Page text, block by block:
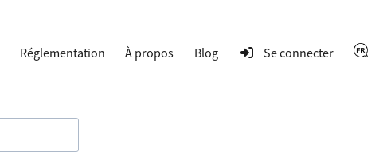
Réglementation À propos Blog Se connecter